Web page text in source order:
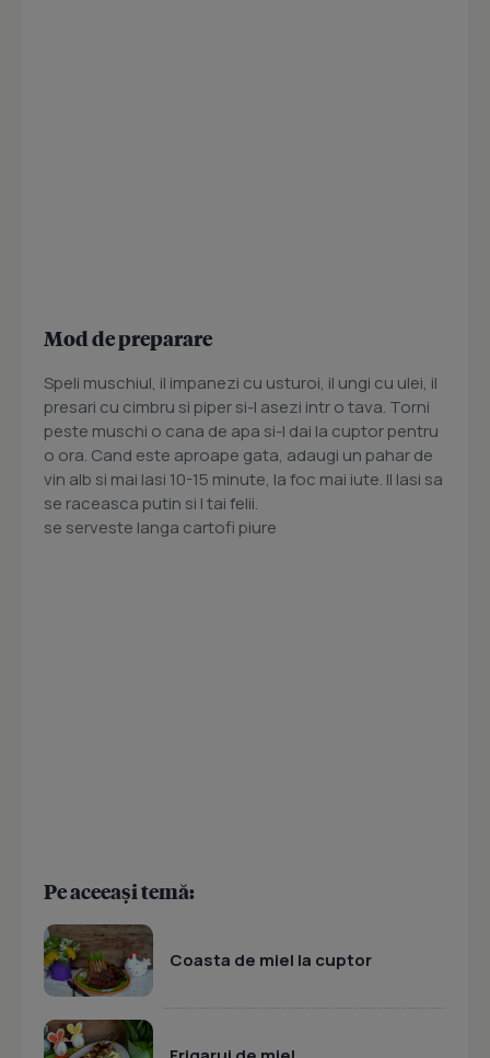
Mod de preparare
Speli muschiul, il impanezi cu usturoi, il ungi cu ulei, il
presari cu cimbru si piper si-l asezi intr o tava. Torni
peste muschi o cana de apa si-l dai la cuptor pentru
o ora. Cand este aproape gata, adaugi un pahar de
vin alb si mai lasi 10-15 minute, la foc mai iute. Il lasi sa
se raceasca putin si l tai felii.
se serveste langa cartofi piure
Pe aceeași temă:
Coasta de miel la cuptor